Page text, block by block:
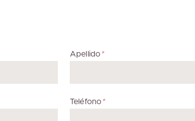
Apellido *
Teléfono *